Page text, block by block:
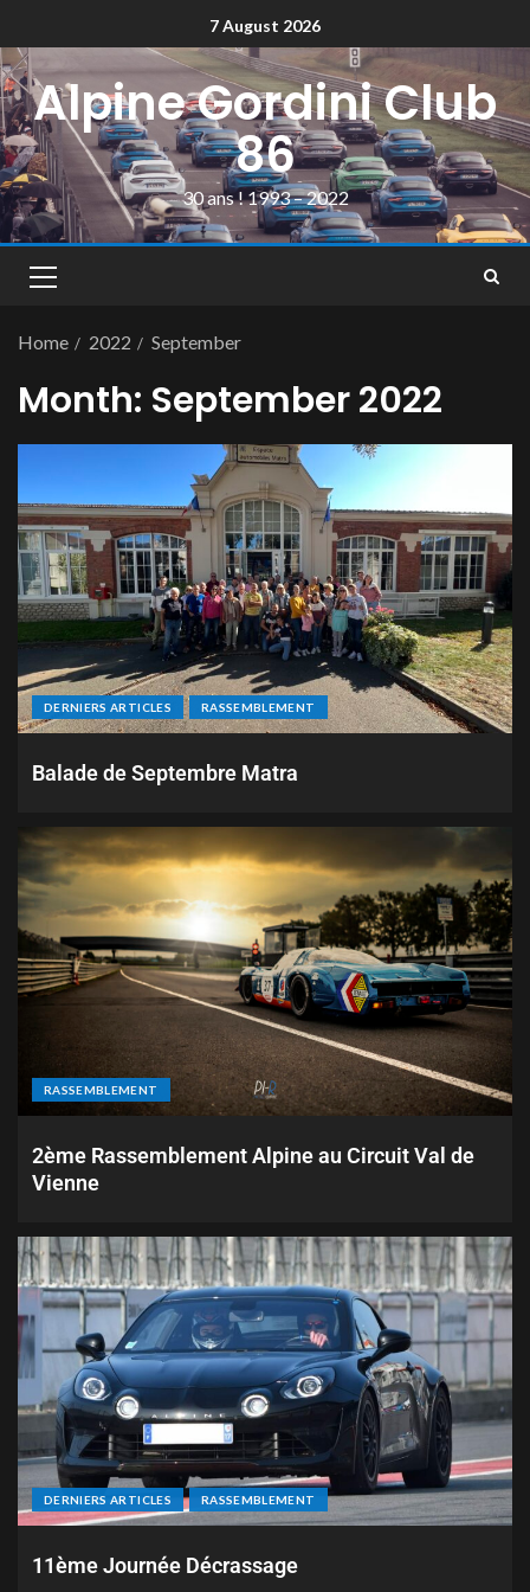
7 August 2026
Alpine Gordini Club
86
30 ans ! 1993 – 2022
Home 2022 September
Month: September 2022
DERNIERS ARTICLES RASSEMBLEMENT
Balade de Septembre Matra
RASSEMBLEMENT
2ème Rassemblement Alpine au Circuit Val de
Vienne
DERNIERS ARTICLES RASSEMBLEMENT
11ème Journée Décrassage